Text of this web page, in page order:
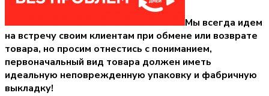
Мы всегда идем
на встречу своим клиентам при обмене или возврате
товара, но просим отнестись с пониманием,
первоначальный вид товара должен иметь
идеальную неповрежденную упаковку и фабричную
выкладку!